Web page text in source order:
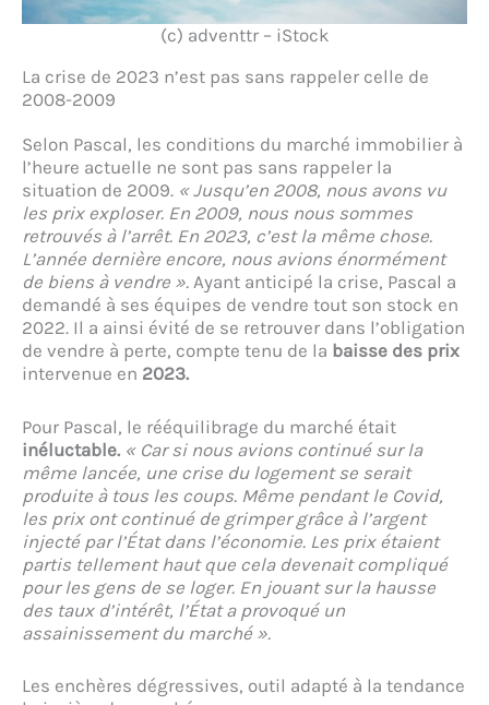
(c) adventtr – iStock
La crise de 2023 n’est pas sans rappeler celle de
2008-2009
Selon Pascal, les conditions du marché immobilier à
l’heure actuelle ne sont pas sans rappeler la
situation de 2009. « Jusqu’en 2008, nous avons vu
les prix exploser. En 2009, nous nous sommes
retrouvés à l’arrêt. En 2023, c’est la même chose.
L’année dernière encore, nous avions énormément
de biens à vendre ». Ayant anticipé la crise, Pascal a
demandé à ses équipes de vendre tout son stock en
2022. Il a ainsi évité de se retrouver dans l’obligation
de vendre à perte, compte tenu de la baisse des prix
intervenue en 2023.
Pour Pascal, le rééquilibrage du marché était
inéluctable. « Car si nous avions continué sur la
même lancée, une crise du logement se serait
produite à tous les coups. Même pendant le Covid,
les prix ont continué de grimper grâce à l’argent
injecté par l’État dans l’économie. Les prix étaient
partis tellement haut que cela devenait compliqué
pour les gens de se loger. En jouant sur la hausse
des taux d’intérêt, l’État a provoqué un
assainissement du marché ».
Les enchères dégressives, outil adapté à la tendance